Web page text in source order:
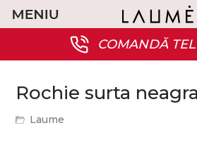
COMANDĂ
Rochie surta
Laume